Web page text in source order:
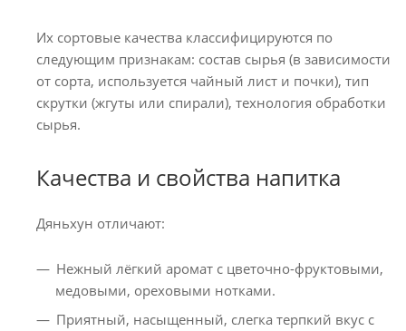
Их сортовые качества классифицируются по
следующим признакам: состав сырья (в зависимости
от сорта, используется чайный лист и почки), тип
скрутки (жгуты или спирали), технология обработки
сырья.
Качества и свойства напитка
Дяньхун отличают:
Нежный лёгкий аромат с цветочно-фруктовыми,
медовыми, ореховыми нотками.
Приятный, насыщенный, слегка терпкий вкус с